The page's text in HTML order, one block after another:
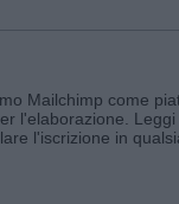
Mailchimp come
l'elaborazione.
l'iscrizione in